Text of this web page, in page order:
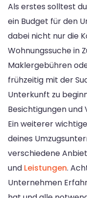
Als erstes solltest
ein Budget für den
dabei nicht nur die
Wohnungssuche in
Maklergebühren
frühzeitig mit der
Unterkunft zu
Besichtigungen und
Ein weiterer
deines
verschiedene
und Leistungen.
Unternehmen